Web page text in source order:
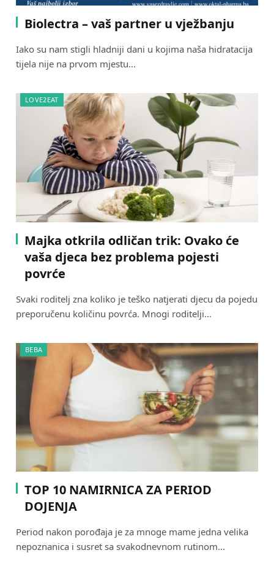
Biolectra – vaš partner u vježbanju
Iako su nam stigli hladniji dani u kojima naša hidratacija
tijela nije na prvom mjestu…
LOVE2EAT
Majka otkrila odličan trik: Ovako će
vaša djeca bez problema pojesti
povrće
Svaki roditelj zna koliko je teško natjerati djecu da pojedu
preporučenu količinu povrća. Mnogi roditelji…
BEBA
TOP 10 NAMIRNICA ZA PERIOD
DOJENJA
Period nakon porođaja je za mnoge mame jedna velika
nepoznanica i susret sa svakodnevnom rutinom…